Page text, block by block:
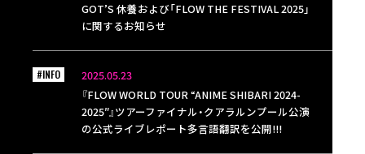
GOT’S 休養および「FLOW THE FESTIVAL 2025」
に関するお知らせ
2025.05.23
『FLOW WORLD TOUR “ANIME SHIBARI 2024-
2025″』ツアーファイナル・クアラルンプール公演
の公式ライブレポート多言語翻訳を公開!!!
#INFO